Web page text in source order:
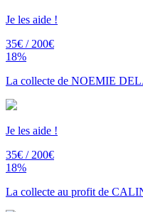
Je les aide !
35€ / 200€
18%
La collecte de NOEMIE
Je les aide !
35€ / 200€
18%
La collecte au profit de